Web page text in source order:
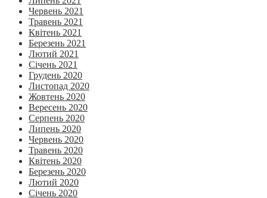
Червень 2021
Травень 2021
Квітень 2021
Березень 2021
Лютий 2021
Січень 2021
Грудень 2020
Листопад 2020
Жовтень 2020
Вересень 2020
Серпень 2020
Липень 2020
Червень 2020
Травень 2020
Квітень 2020
Березень 2020
Лютий 2020
Січень 2020